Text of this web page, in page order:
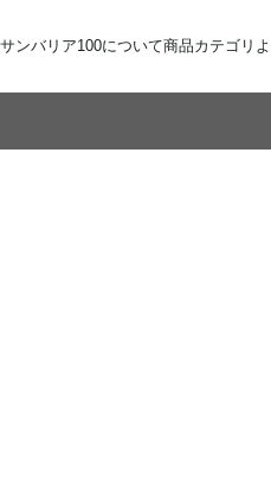
サンバリア100について商品カテゴリ